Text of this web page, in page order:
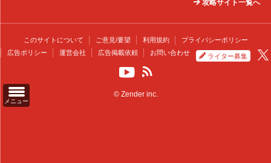
メニュー
攻略サイト一覧へ
このサイトについて ご意見/要望 利用規約
プライバシーポリシー
広告ポリシー
運営会社 広告掲載依頼 お問い合わせ ライター募集
© Zender inc.